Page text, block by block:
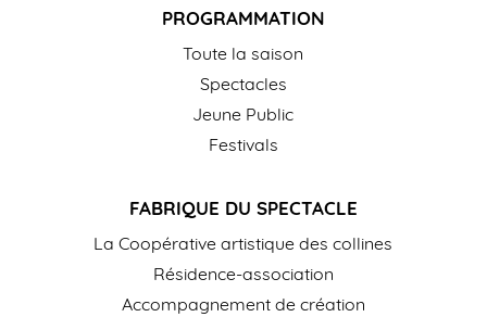
PROGRAMMATION
Toute la saison
Spectacles
Jeune Public
Festivals
FABRIQUE DU SPECTACLE
La Coopérative artistique des collines
Résidence-association
Accompagnement de création